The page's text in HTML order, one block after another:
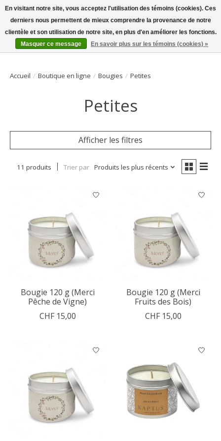
Bienvenue sur la boutique en ligne
Liste dePanier
Accueil / Boutique en ligne / Bougies / Petites
Petites
Afficher les filtres
11 produits Trier par Produits les plus récents
Bougie 120 g (Merci
Pêche de Vigne)
CHF 15,00
Bougie 120 g (Merci
Fruits des Bois)
CHF 15,00
En visitant notre site, vous acceptez l'utilisation des témoins (cookies). Ces
derniers nous permettent de mieux comprendre la provenance de notre
clientèle et son utilisation de notre site, en plus d'en améliorer les fonctions.
Masquer ce message
En savoir plus sur les témoins (cookies) »